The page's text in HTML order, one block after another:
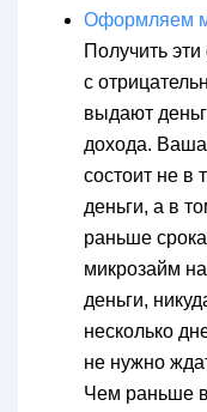
Оформляем
Получить
с
выдают
дохода.
состоит не в
деньги, а в
раньше
микрозайм
деньги,
несколько
не нужно
Чем раньше